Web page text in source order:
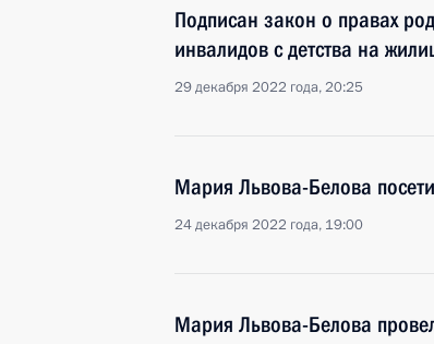
Подписан закон о правах
инвалидов с детства на
29 декабря 2022 года, 20:25
Мария Львова-Белова
24 декабря 2022 года, 19:00
Мария Львова-Белова